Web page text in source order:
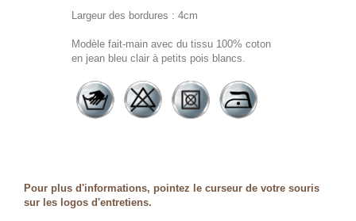
Largeur des bordures : 4cm
Modèle fait-main avec du tissu 100% coton
en jean bleu clair à petits pois blancs.
Pour plus d'informations, pointez le curseur de votre souris
sur les logos d'entretiens.